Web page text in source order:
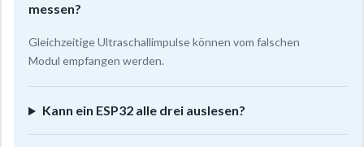
messen?
Gleichzeitige Ultraschallimpulse können vom falschen
Modul empfangen werden.
Kann ein ESP32 alle drei auslesen?